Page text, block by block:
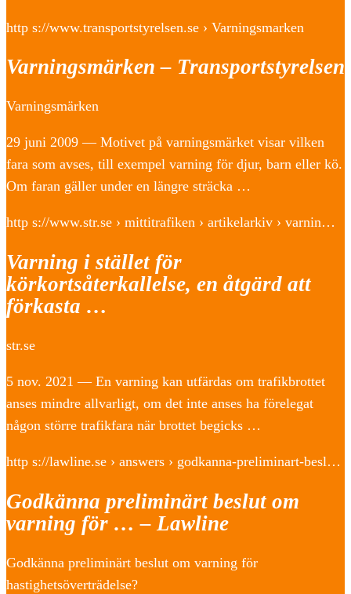
http s://www.transportstyrelsen.se › Varningsmarken
Varningsmärken – Transportstyrelsen
Varningsmärken
29 juni 2009 — Motivet på varningsmärket visar vilken
fara som avses, till exempel varning för djur, barn eller kö.
Om faran gäller under en längre sträcka …
http s://www.str.se › mittitrafiken › artikelarkiv › varnin…
Varning i stället för
körkortsåterkallelse, en åtgärd att
förkasta …
str.se
5 nov. 2021 — En varning kan utfärdas om trafikbrottet
anses mindre allvarligt, om det inte anses ha förelegat
någon större trafikfara när brottet begicks …
http s://lawline.se › answers › godkanna-preliminart-besl…
Godkänna preliminärt beslut om
varning för … – Lawline
Godkänna preliminärt beslut om varning för
hastighetsöverträdelse?